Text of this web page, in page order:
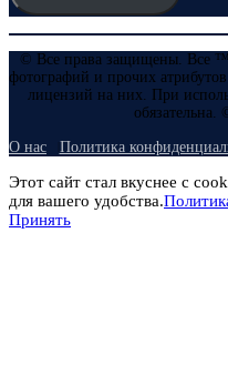
© Все права защищены. Все ™
фотографий и прочих
лицензий на них. При
обязательна.
О нас Политика
Этот сайт стал вкуснее с
для вашего удобства.
Принять